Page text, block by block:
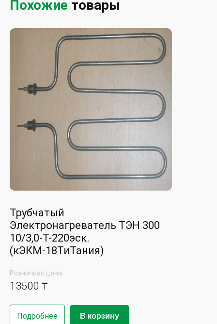
Похожие товары
Трубчатый
Электронагреватель ТЭН 300
10/3,0-Т-220эск.
(кЭКМ-18ТиТания)
Розничная цена
13500 ₸
Подробнее В корзину